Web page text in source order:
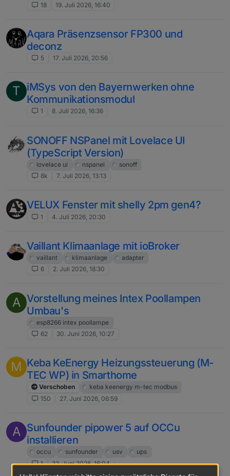
18 19. Juli 2026, 16:40
Aqara Präsenzsensor FP300 und
deconz
5 17. Juli 2026, 20:56
T iMSys von den Bayernwerken ohne
Kommunikationsmodul
1 8. Juli 2026, 16:36
SONOFF NSPanel mit Lovelace UI
(TypeScript Version)
lovelace ui nspanel
sonoff
8k
7. Juli 2026, 13:13
VELUX Fenster mit shelly 2pm gen4?
1 4. Juli 2026, 20:30
Vaillant Klimaanlage mit ioBroker
vaillant klimaanlage
adapter
6
2. Juli 2026, 18:30
A Vorstellung meines Intex Poollampen
Umbau's
esp8266 intex poollampe
62
30. Juni 2026, 10:27
M Keba KeEnergy Heizungssteuerung (M-
TEC WP) in Smarthome
Verschoben
keba keenergy m-tec modbus
150
27. Juni 2026, 06:59
A Sunfounder pipower 5 auf OCCu
installieren
occu sunfounder usv
ups
1
22. Juni 2026, 16:04